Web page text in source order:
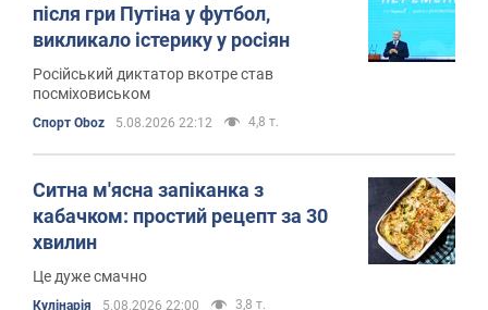
після гри Путіна у футбол,
викликало істерику у росіян
Російський диктатор вкотре став
посміховиськом
Спорт Oboz 5.08.2026 22:12 4,8 т.
Ситна м'ясна запіканка з
кабачком: простий рецепт за 30
хвилин
Це дуже смачно
Кулінарія 5.08.2026 22:00 3,8 т.